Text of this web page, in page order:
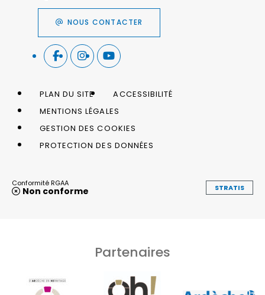
NOUS CONTACTER
PLAN DU SITE
ACCESSIBILITÉ
MENTIONS LÉGALES
GESTION DES COOKIES
PROTECTION DES DONNÉES
Conformité RGAA
Non conforme STRATIS
Partenaires